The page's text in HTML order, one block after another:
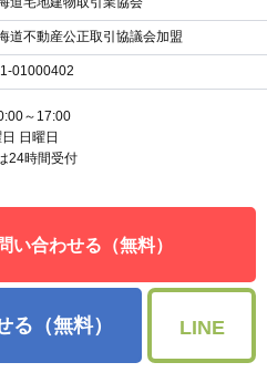
道不動産公正取引協議会加盟
01000402
～17:00
日曜日
24時間受付
い合わせる（無料）
る（無料） LINE